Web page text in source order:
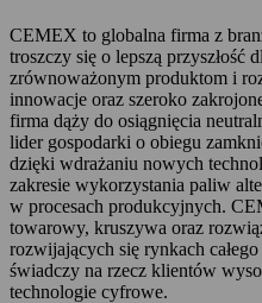
CEMEX to globalna firma z
troszczy się o lepszą przyszłość
zrównoważonym produktom i
innowacje oraz szeroko
firma dąży do osiągnięcia
lider gospodarki o obiegu
dzięki wdrażaniu nowych
zakresie wykorzystania paliw
w procesach produkcyjnych.
towarowy, kruszywa oraz
rozwijających się rynkach
świadczy na rzecz klientów
technologie cyfrowe.